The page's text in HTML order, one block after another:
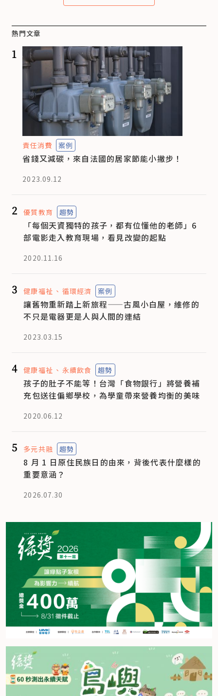
熱門文章
1
責任消費 案例
省錢又減碳，來自法國的居家節能小撇步！
2023.09.12
2 優質教育 趨勢
「每個天資獨特的孩子，都有位懂他的老師」6
部電影走入教育現場，看見改變的起點
2020.11.16
3 健康福祉 循環經濟 案例
讓舊物重新踏上新旅程——古風小白屋，維修的
不只是電器更是人與人間的連結
2023.03.15
4 健康福祉 永續飲食 趨勢
孩子的肚子不能等！台灣「食物銀行」將營養補
充包送往偏鄉學校，為學童帶來營養均衡的美味
2020.06.12
5 多元共融 趨勢
8 月 1 日原住民族日的由來，背後代表什麼樣的
重要意涵？
2026.07.30